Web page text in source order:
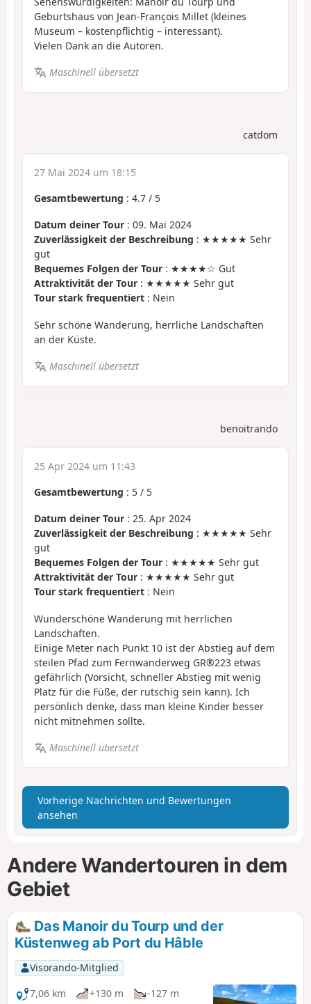
Geburtshaus von Jean-François Millet (kleines
Museum – kostenpflichtig – interessant).
Vielen Dank an die Autoren.
Maschinell übersetzt
catdom
27 Mai 2024 um 18:15
Gesamtbewertung : 4.7 / 5
Datum deiner Tour : 09. Mai 2024
Zuverlässigkeit der Beschreibung : ★★★★★ Sehr
gut
Bequemes Folgen der Tour : ★★★★☆ Gut
Attraktivität der Tour : ★★★★★ Sehr gut
Tour stark frequentiert : Nein
Sehr schöne Wanderung, herrliche Landschaften
an der Küste.
Maschinell übersetzt
benoitrando
25 Apr 2024 um 11:43
Gesamtbewertung : 5 / 5
Datum deiner Tour : 25. Apr 2024
Zuverlässigkeit der Beschreibung : ★★★★★ Sehr
gut
Bequemes Folgen der Tour : ★★★★★ Sehr gut
Attraktivität der Tour : ★★★★★ Sehr gut
Tour stark frequentiert : Nein
Wunderschöne Wanderung mit herrlichen
Landschaften.
Einige Meter nach Punkt 10 ist der Abstieg auf dem
steilen Pfad zum Fernwanderweg GR®223 etwas
gefährlich (Vorsicht, schneller Abstieg mit wenig
Platz für die Füße, der rutschig sein kann). Ich
persönlich denke, dass man kleine Kinder besser
nicht mitnehmen sollte.
Maschinell übersetzt
Vorherige Nachrichten und Bewertungen
ansehen
Andere Wandertouren in dem
Gebiet
Das Manoir du Tourp und der
Küstenweg ab Port du Hâble
Visorando-Mitglied
7,06 km
+130 m
-127 m